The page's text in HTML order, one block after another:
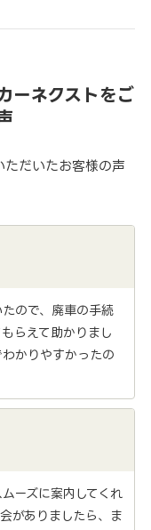
ーネクストをご
ただいたお客様の声
ので、廃車の手続
らえて助かりまし
かりやすかったの
ーズに案内してくれ
がありましたら、ま